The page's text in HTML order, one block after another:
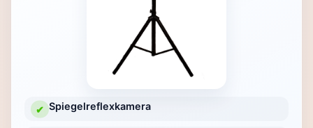
✔ Spiegelreflexkamera